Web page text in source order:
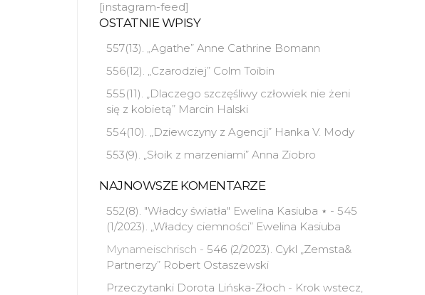
[instagram-feed]
OSTATNIE WPISY
557(13). „Agathe” Anne Cathrine Bomann
556(12). „Czarodziej” Colm Toibin
555(11). „Dlaczego szczęśliwy człowiek nie żeni
się z kobietą” Marcin Halski
554(10). „Dziewczyny z Agencji” Hanka V. Mody
553(9). „Słoik z marzeniami” Anna Ziobro
NAJNOWSZE KOMENTARZE
552(8). "Władcy światła" Ewelina Kasiuba ⋆ - 545
(1/2023). „Władcy ciemności” Ewelina Kasiuba
Mynameischrisch - 546 (2/2023). Cykl „Zemsta&
Partnerzy” Robert Ostaszewski
Przeczytanki Dorota Lińska-Złoch - Krok wstecz,